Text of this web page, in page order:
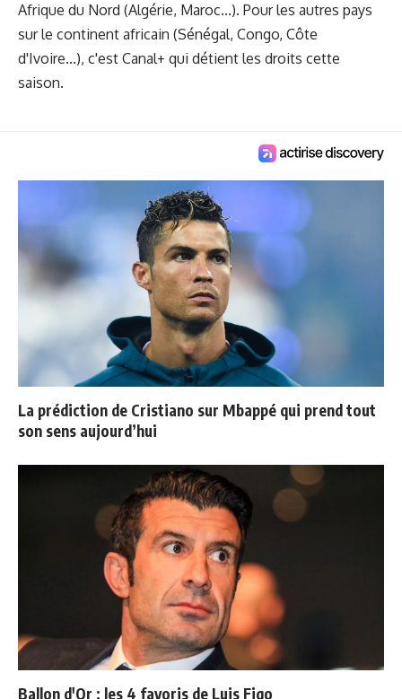
Afrique du Nord (Algérie, Maroc...). Pour les autres pays
sur le continent africain (Sénégal, Congo, Côte
d'Ivoire...), c'est Canal+ qui détient les droits cette
saison.
La prédiction de Cristiano sur Mbappé qui prend tout
son sens aujourd’hui
Ballon d'Or : les 4 favoris de Luis Figo